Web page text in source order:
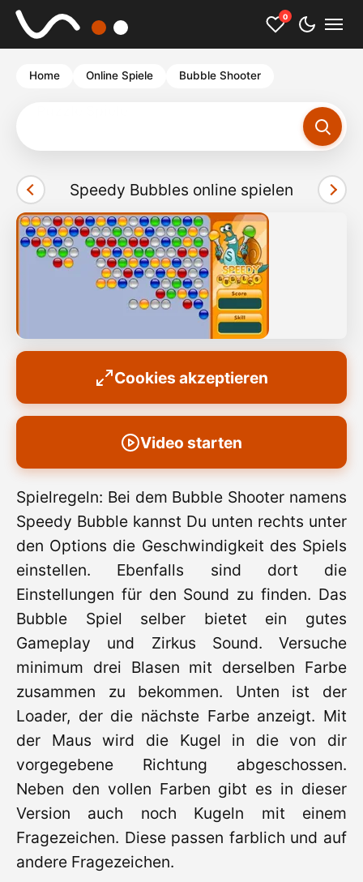
0
Home Online Spiele Bubble Shooter
Speedy Bubbles online spielen
Cookies akzeptieren
Video starten
Spielregeln: Bei dem Bubble Shooter namens
Speedy Bubble kannst Du unten rechts unter
den Options die Geschwindigkeit des Spiels
einstellen. Ebenfalls sind dort die
Einstellungen für den Sound zu finden. Das
Bubble Spiel selber bietet ein gutes
Gameplay und Zirkus Sound. Versuche
minimum drei Blasen mit derselben Farbe
zusammen zu bekommen. Unten ist der
Loader, der die nächste Farbe anzeigt. Mit
der Maus wird die Kugel in die von dir
vorgegebene Richtung abgeschossen.
Neben den vollen Farben gibt es in dieser
Version auch noch Kugeln mit einem
Fragezeichen. Diese passen farblich und auf
andere Fragezeichen.